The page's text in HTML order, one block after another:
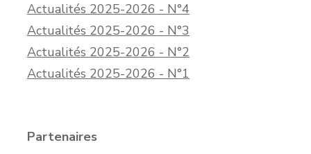
Actualités 2025-2026 - N°4
Actualités 2025-2026 - N°3
Actualités 2025-2026 - N°2
Actualités 2025-2026 - N°1
Partenaires